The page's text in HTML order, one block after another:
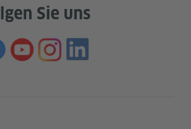
Sie uns